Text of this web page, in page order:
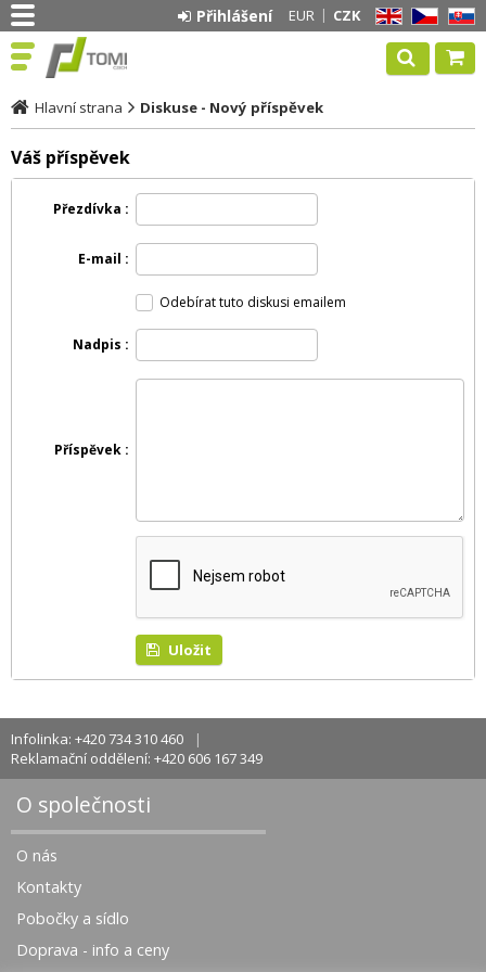
EN CZ SK
EUR CZK
Přihlášení
Hlavní strana Diskuse - Nový příspěvek
Váš příspěvek
Přezdívka
E-mail
Odebírat tuto diskusi emailem
Nadpis
Příspěvek
Uložit
Infolinka: +420 734 310 460
Reklamační oddělení: +420 606 167 349
O společnosti
O nás
Kontakty
Pobočky a sídlo
Doprava - info a ceny